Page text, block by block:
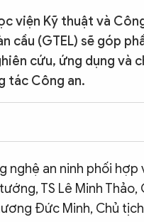
viện Kỹ thuật và
(GTEL) sẽ góp
cứu, ứng dụng và
tác Công an.
nghệ an ninh phối hợp
TS Lê Minh Thảo,
Đức Minh, Chủ